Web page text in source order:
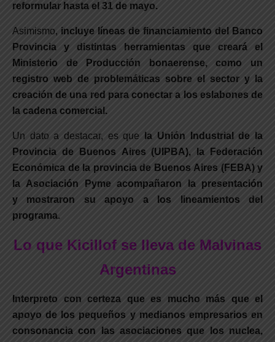
reformular hasta el 31 de mayo.
Asimismo, incluye líneas de financiamiento del Banco
Provincia y distintas herramientas que creará el
Ministerio de Producción bonaerense, como un
registro web de problemáticas sobre el sector y la
creación de una red para conectar a los eslabones de
la cadena comercial.
Un dato a destacar, es que
la Unión Industrial de la
Provincia de Buenos Aires (UIPBA), la Federación
Económica de la provincia de Buenos Aires (FEBA) y
la Asociación Pyme acompañaron la presentación
y mostraron su apoyo a los lineamientos del
programa.
Lo que Kicillof se lleva de Malvinas
Argentinas
Interpreto con certeza que es mucho más que el
apoyo de los pequeños y medianos empresarios en
consonancia con las asociaciones que los nuclea,